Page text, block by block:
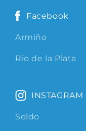
Facebook
Armiño
Rio de la Plata
INSTAGRAM
Soldo